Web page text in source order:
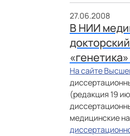
27.06.2008
В НИИ
На сайте
(редакция 19
медицинские